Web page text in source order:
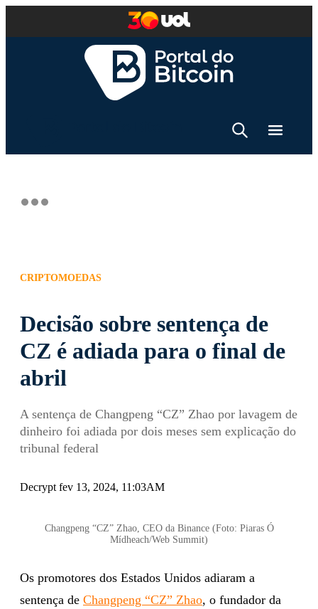
CRIPTOMOEDAS
Decisão sobre sentença de
CZ é adiada para o final de
abril
A sentença de Changpeng “CZ” Zhao por lavagem de
dinheiro foi adiada por dois meses sem explicação do
tribunal federal
Decrypt fev 13, 2024, 11:03AM
Changpeng “CZ” Zhao, CEO da Binance (Foto: Piaras Ó
Mídheach/Web Summit)
Os promotores dos Estados Unidos adiaram a
sentença de Changpeng “CZ” Zhao, o fundador da